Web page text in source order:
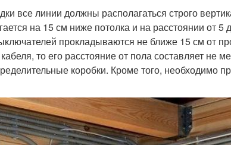
все линии должны располагаться строго
на 15 см ниже потолка и на расстоянии от 5
прокладываются не ближе 15 см от
то его расстояние от пола составляет не
коробки. Кроме того, необходимо